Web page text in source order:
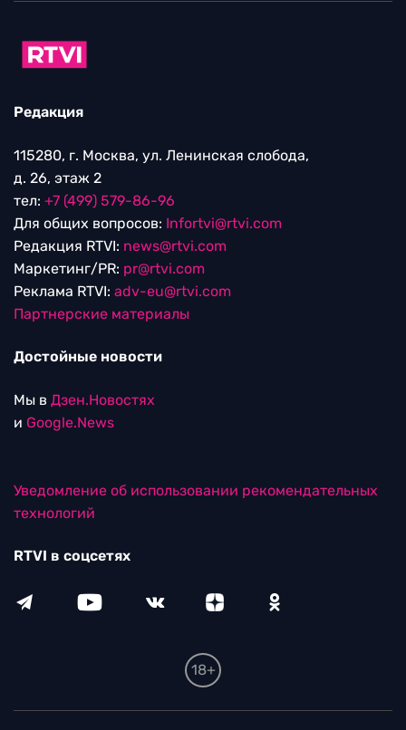
Редакция
115280, г. Москва, ул. Ленинская слобода,
д. 26, этаж 2
тел: +7 (499) 579-86-96
Для общих вопросов: Infortvi@rtvi.com
Редакция RTVI: news@rtvi.com
Маркетинг/PR: pr@rtvi.com
Реклама RTVI: adv-eu@rtvi.com
Партнерские материалы
Достойные новости
Мы в Дзен.Новостях
и Google.News
Уведомление об использовании рекомендательных
технологий
RTVI в соцсетях
18+